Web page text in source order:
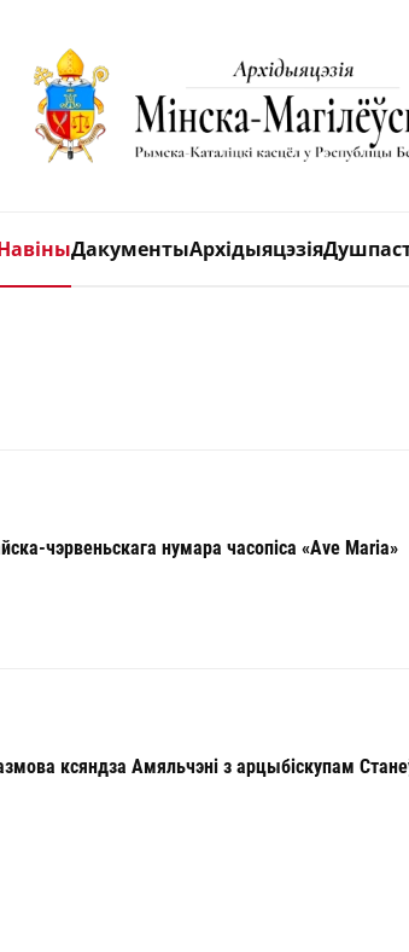
ДакументыАрхідыяцэзія
чэрвеньскага нумара часопіса «Ave Maria»
ксяндза Амяльчэні з арцыбіскупам